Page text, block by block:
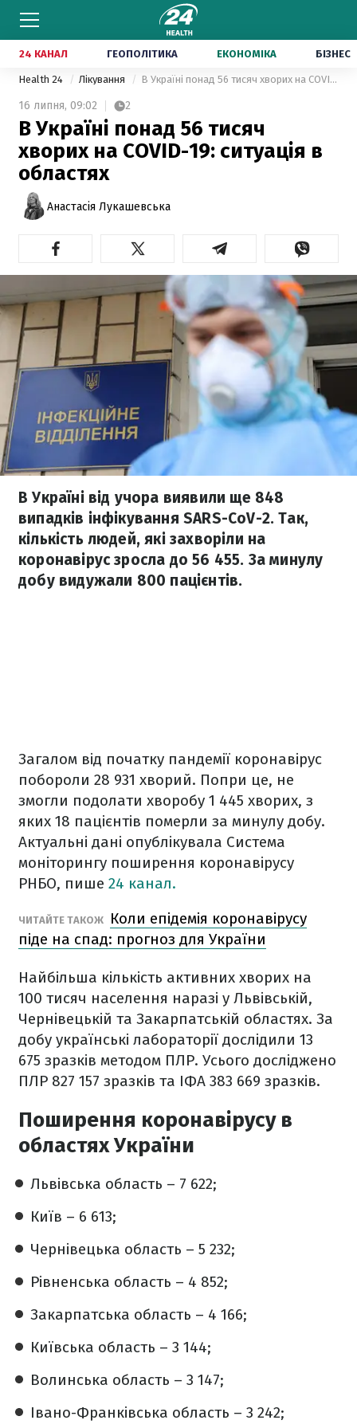
24 КАНАЛ ГЕОПОЛІТИКА ЕКОНОМІКА БІЗНЕС
Health 24 Лікування В Україні понад 56 тисяч хворих на COVID-19: ситуація в областях
16 липня, 09:02 2
В Україні понад 56 тисяч
хворих на COVID-19: ситуація в
областях
Анастасія Лукашевська
В Україні від учора виявили ще 848
випадків інфікування SARS-CoV-2. Так,
кількість людей, які захворіли на
коронавірус зросла до 56 455. За минулу
добу видужали 800 пацієнтів.
Загалом від початку пандемії коронавірус
побороли 28 931 хворий. Попри це, не
змогли подолати хворобу 1 445 хворих, з
яких 18 пацієнтів померли за минулу добу.
Актуальні дані опублікувала Система
моніторингу поширення коронавірусу
РНБО, пише 24 канал.
ЧИТАЙТЕ ТАКОЖ
Коли епідемія коронавірусу
піде на спад: прогноз для України
Найбільша кількість активних хворих на
100 тисяч населення наразі у Львівській,
Чернівецькій та Закарпатській областях. За
добу українські лабораторії дослідили 13
675 зразків методом ПЛР. Усього досліджено
ПЛР 827 157 зразків та ІФА 383 669 зразків.
Поширення коронавірусу в
областях України
Львівська область – 7 622;
Київ – 6 613;
Чернівецька область – 5 232;
Рівненська область – 4 852;
Закарпатська область – 4 166;
Київська область – 3 144;
Волинська область – 3 147;
Івано-Франківська область – 3 242;